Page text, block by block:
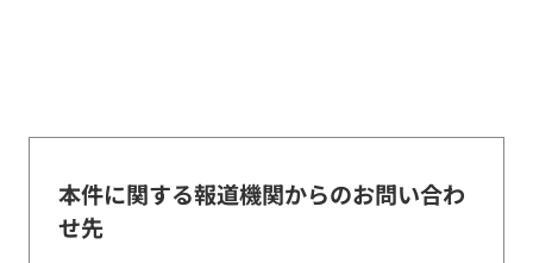
本件に関する報道機関からのお問い合わ
せ先